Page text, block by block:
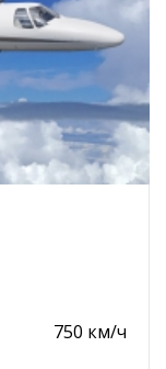
750 км/ч